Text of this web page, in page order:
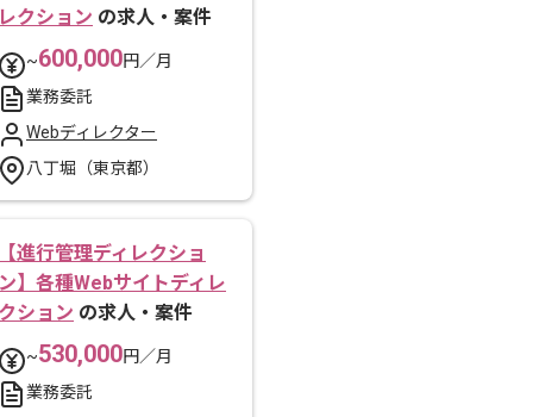
クション の求人・案件
~600,000円／月
業務委託
Webディレクター
八丁堀（東京都）
進行管理ディレクショ
】各種Webサイトディレ
ション の求人・案件
~530,000円／月
業務委託